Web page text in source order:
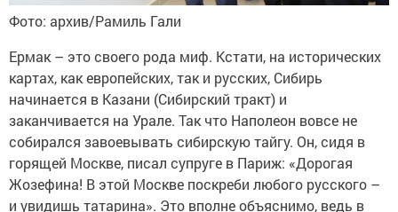
Фото: архив/Рамиль Гали
Ермак – это своего рода миф. Кстати, на исторических
картах, как европейских, так и русских, Сибирь
начинается в Казани (Сибирский тракт) и
заканчивается на Урале. Так что Наполеон вовсе не
собирался завоевывать сибирскую тайгу. Он, сидя в
горящей Москве, писал супруге в Париж: «Дорогая
Жозефина! В этой Москве поскреби любого русского –
и увидишь татарина». Это вполне объяснимо, ведь в